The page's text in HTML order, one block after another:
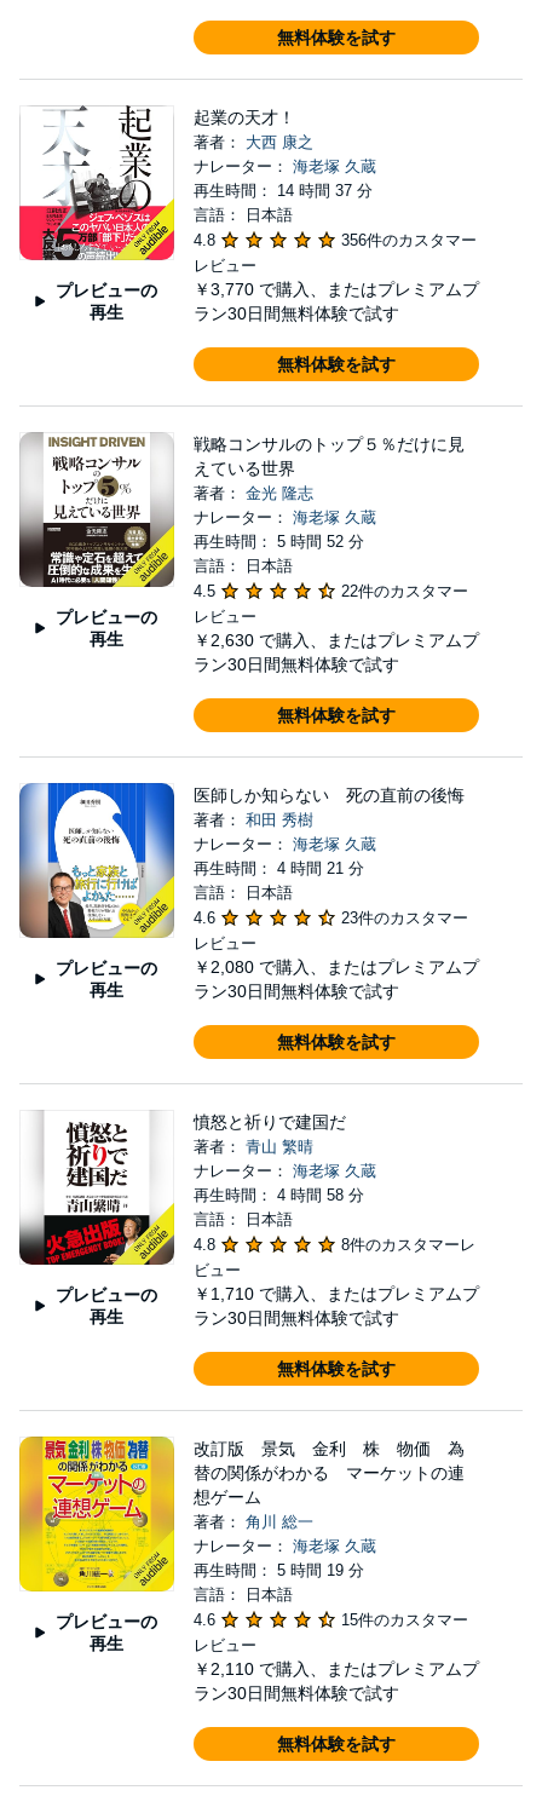
無料体験を試す
プレビューの
再生
起業の天才！
著者： 大西 康之
ナレーター： 海老塚 久蔵
再生時間： 14 時間 37 分
言語： 日本語
4.8
356件のカスタマー
レビュー
￥3,770 で購入、またはプレミアムプ
ラン30日間無料体験で試す
無料体験を試す
プレビューの
再生
戦略コンサルのトップ５％だけに見
えている世界
著者： 金光 隆志
ナレーター： 海老塚 久蔵
再生時間： 5 時間 52 分
言語： 日本語
4.5
22件のカスタマー
レビュー
￥2,630 で購入、またはプレミアムプ
ラン30日間無料体験で試す
無料体験を試す
プレビューの
再生
医師しか知らない 死の直前の後悔
著者： 和田 秀樹
ナレーター： 海老塚 久蔵
再生時間： 4 時間 21 分
言語： 日本語
4.6
23件のカスタマー
レビュー
￥2,080 で購入、またはプレミアムプ
ラン30日間無料体験で試す
無料体験を試す
プレビューの
再生
憤怒と祈りで建国だ
著者： 青山 繁晴
ナレーター： 海老塚 久蔵
再生時間： 4 時間 58 分
言語： 日本語
4.8
8件のカスタマーレ
ビュー
￥1,710 で購入、またはプレミアムプ
ラン30日間無料体験で試す
無料体験を試す
プレビューの
再生
改訂版 景気 金利 株 物価 為
替の関係がわかる マーケットの連
想ゲーム
著者： 角川 総一
ナレーター： 海老塚 久蔵
再生時間： 5 時間 19 分
言語： 日本語
4.6
15件のカスタマー
レビュー
￥2,110 で購入、またはプレミアムプ
ラン30日間無料体験で試す
無料体験を試す